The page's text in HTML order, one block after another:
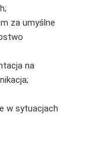
za umyślne
na
w sytuacjach